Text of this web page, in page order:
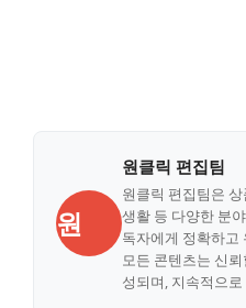
원
원클릭 편집팀
원클릭 편집팀은
생활 등 다양한 분
독자에게 정확하고
모든 콘텐츠는 신
성되며, 지속적으